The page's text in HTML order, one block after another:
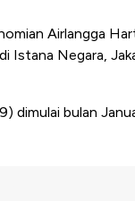
Airlangga
Istana Negara,
dimulai bulan